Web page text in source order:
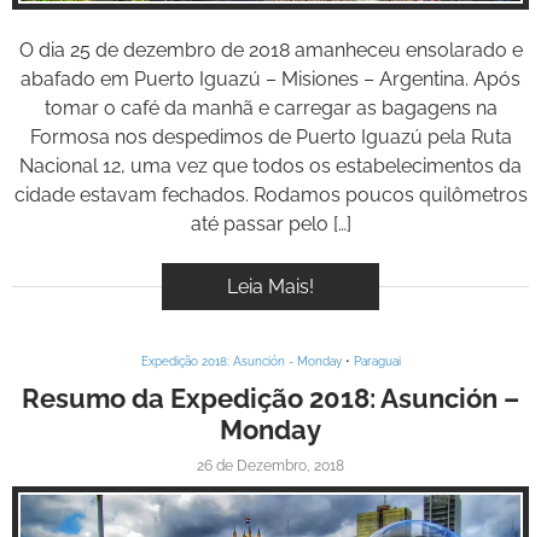
O dia 25 de dezembro de 2018 amanheceu ensolarado e
abafado em Puerto Iguazú – Misiones – Argentina. Após
tomar o café da manhã e carregar as bagagens na
Formosa nos despedimos de Puerto Iguazú pela Ruta
Nacional 12, uma vez que todos os estabelecimentos da
cidade estavam fechados. Rodamos poucos quilômetros
até passar pelo […]
Leia Mais!
Expedição 2018: Asunción - Monday• Paraguai
Resumo da Expedição 2018: Asunción –
Monday
26 de Dezembro, 2018